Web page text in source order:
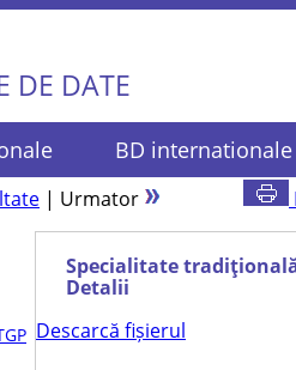
DE DATE
BD internationale
| Urmator
Specialitate
Detalii
Descarcă fișierul